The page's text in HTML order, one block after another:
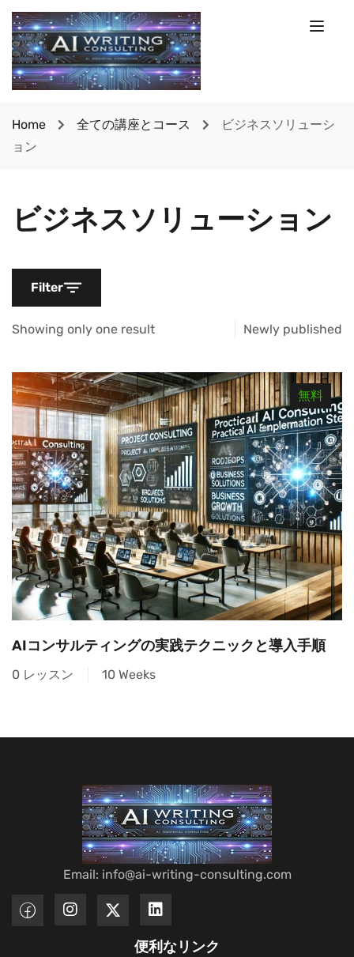
Home 全ての講座とコース
ビジネスソリューシ
ョン
ビジネスソリューション
Filter
Showing only one result
無料
AIコンサルティングの実践テクニックと導入手順
0 レッスン 10 Weeks
Email: info@ai-writing-consulting.com
便利なリンク